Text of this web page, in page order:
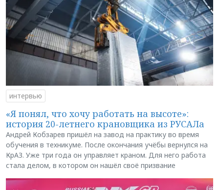
интервью
«Я понял, что хочу работать на высоте»:
история 20-летнего крановщика из РУСАЛа
Андрей Кобзарев пришёл на завод на практику во время
обучения в техникуме. После окончания учёбы вернулся на
КрАЗ. Уже три года он управляет краном. Для него работа
стала делом, в котором он нашёл своё призвание